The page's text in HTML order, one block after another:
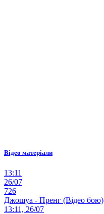
Відео матеріали
13:11
26/07
726
Джошуа - Пренг (Відео бою)
13:11, 26/07